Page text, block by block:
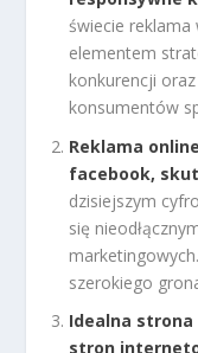
świecie reklama
elementem
konkurencji
konsumentów
Reklama
facebook,
dzisiejszym
się
szerokiego
Idealna
stron